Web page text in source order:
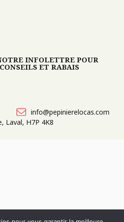
INFOLETTRE POUR
ET RABAIS
info@pepinierelocas.com
Laval, H7P 4K8